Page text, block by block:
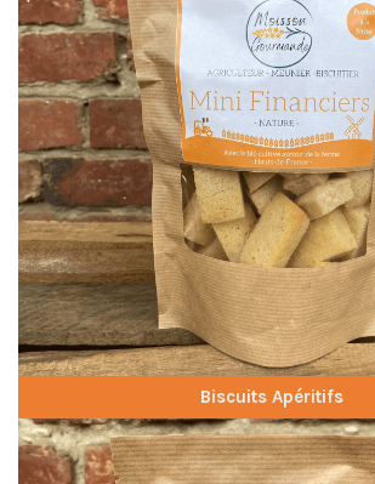
Biscuits Apéritifs